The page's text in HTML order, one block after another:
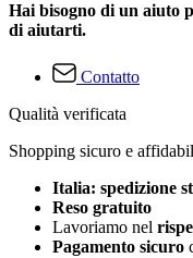
Hai bisogno di un aiuto
di aiutarti.
Contatto
Qualità verificata
Shopping sicuro e
Italia: spedizione
Reso gratuito
Lavoriamo nel
Pagamento sicuro